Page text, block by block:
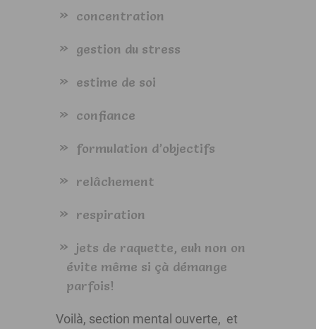
concentration
gestion du stress
estime de soi
confiance
formulation d’objectifs
relâchement
respiration
jets de raquette, euh non on
évite même si çà démange
parfois!
Voilà, section mental ouverte, et